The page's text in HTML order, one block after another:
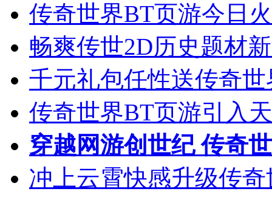
传奇世界BT页游今日
畅爽传世2D历史题材
千元礼包任性送传奇
传奇世界BT页游引入
穿越网游创世纪 传奇
冲上云霄快感升级传